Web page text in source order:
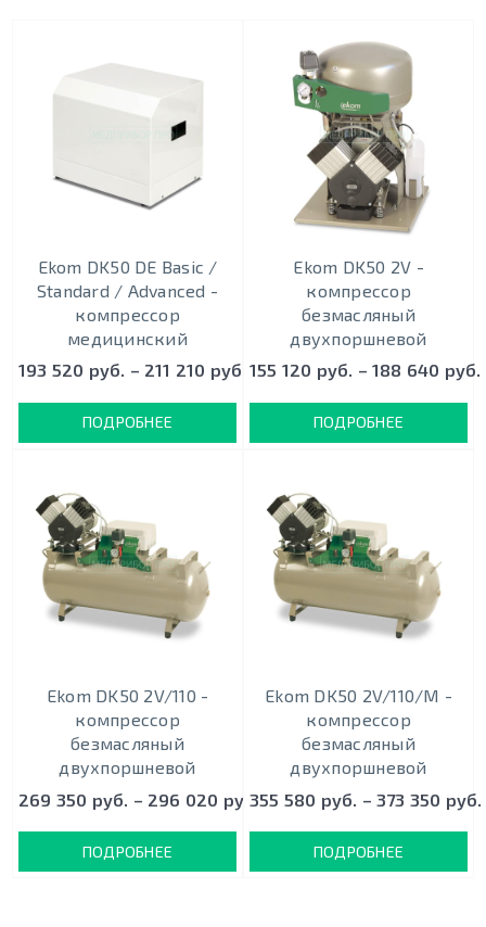
Ekom DK50 DE Basic /
Standard / Advanced -
компрессор
медицинский
193 520 руб. – 211 210 руб.
ПОДРОБНЕЕ
Ekom DK50 2V -
кoмпрeccoр
безмасляный
двухпоршневой
155 120 руб. – 188 640 руб.
ПОДРОБНЕЕ
Ekom DK50 2V/110 -
кoмпрeccoр
безмасляный
двухпоршневой
269 350 руб. – 296 020 руб.
ПОДРОБНЕЕ
Ekom DK50 2V/110/M -
кoмпрeccoр
безмасляный
двухпоршневой
355 580 руб. – 373 350 руб.
ПОДРОБНЕЕ